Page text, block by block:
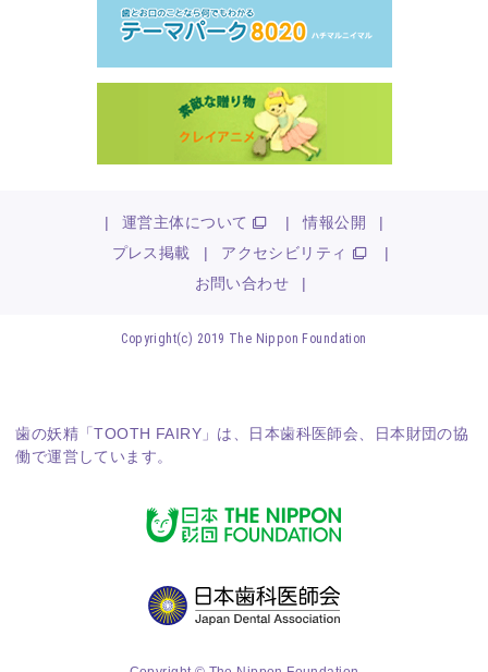
| 運営主体について | 情報公開
|
プレス掲載
| アクセシビリティ
|
お問い合わせ
|
Copyright(c) 2019 The Nippon Foundation
歯の妖精「TOOTH FAIRY」は、 日本歯科医師会 日本財団の協
働で運営しています。